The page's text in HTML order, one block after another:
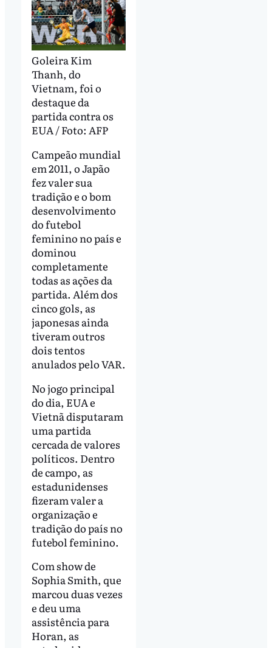
Goleira Kim
Thanh, do
Vietnam, foi o
destaque da
partida contra os
EUA / Foto: AFP
Campeão mundial
em 2011, o Japão
fez valer sua
tradição e o bom
desenvolvimento
do futebol
feminino no país e
dominou
completamente
todas as ações da
partida. Além dos
cinco gols, as
japonesas ainda
tiveram outros
dois tentos
anulados pelo VAR.
No jogo principal
do dia, EUA e
Vietnã disputaram
uma partida
cercada de valores
políticos. Dentro
de campo, as
estadunidenses
fizeram valer a
organização e
tradição do país no
futebol feminino.
Com show de
Sophia Smith, que
marcou duas vezes
e deu uma
assistência para
Horan, as